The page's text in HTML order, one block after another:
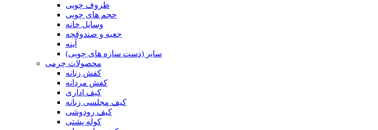
ظروف چوبی
حجم های چوبی
وسایل خانه
جعبه و صندوقچه
آینه
سایر (دست سازه های چوبی)
محصولات چرمی
کفش زنانه
کفش مردانه
کیف اداری
کیف مجلسی زنانه
کیف رودوشی
کوله پشتی